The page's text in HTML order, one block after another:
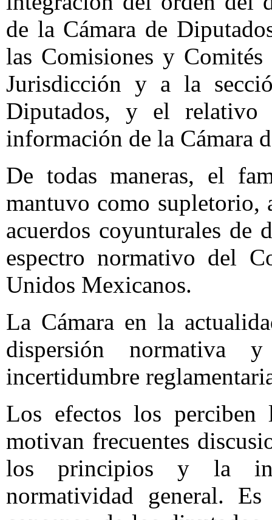
de la Cámara de
las Comisiones y
Jurisdicción y a la
Diputados, y el
información de la Cámara
De todas maneras, el
mantuvo como
acuerdos coyunturales de
espectro normativo del
Unidos Mexicanos.
La Cámara en la
dispersión
incertidumbre
Los efectos los
motivan frecuentes
los principios y la
normatividad general.